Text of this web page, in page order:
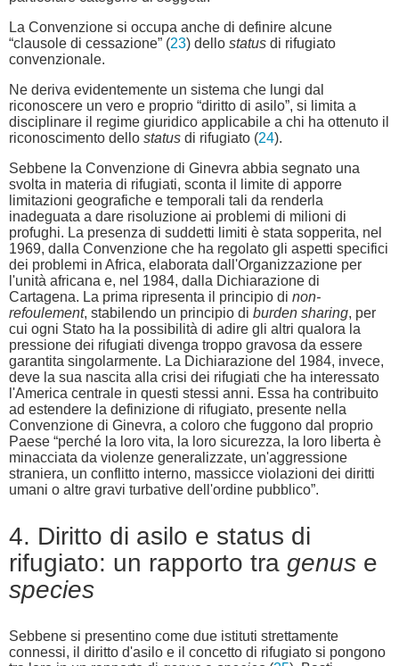
La Convenzione si occupa anche di definire alcune
“clausole di cessazione” (23) dello status di rifugiato
convenzionale.
Ne deriva evidentemente un sistema che lungi dal
riconoscere un vero e proprio “diritto di asilo”, si limita a
disciplinare il regime giuridico applicabile a chi ha ottenuto il
riconoscimento dello status di rifugiato (24).
Sebbene la Convenzione di Ginevra abbia segnato una
svolta in materia di rifugiati, sconta il limite di apporre
limitazioni geografiche e temporali tali da renderla
inadeguata a dare risoluzione ai problemi di milioni di
profughi. La presenza di suddetti limiti è stata sopperita, nel
1969, dalla Convenzione che ha regolato gli aspetti specifici
dei problemi in Africa, elaborata dall'Organizzazione per
l'unità africana e, nel 1984, dalla Dichiarazione di
Cartagena. La prima ripresenta il principio di non-
refoulement, stabilendo un principio di burden sharing, per
cui ogni Stato ha la possibilità di adire gli altri qualora la
pressione dei rifugiati divenga troppo gravosa da essere
garantita singolarmente. La Dichiarazione del 1984, invece,
deve la sua nascita alla crisi dei rifugiati che ha interessato
l'America centrale in questi stessi anni. Essa ha contribuito
ad estendere la definizione di rifugiato, presente nella
Convenzione di Ginevra, a coloro che fuggono dal proprio
Paese “perché la loro vita, la loro sicurezza, la loro liberta è
minacciata da violenze generalizzate, un'aggressione
straniera, un conflitto interno, massicce violazioni dei diritti
umani o altre gravi turbative dell'ordine pubblico”.
4. Diritto di asilo e status di
rifugiato: un rapporto tra genus e
species
Sebbene si presentino come due istituti strettamente
connessi, il diritto d'asilo e il concetto di rifugiato si pongono